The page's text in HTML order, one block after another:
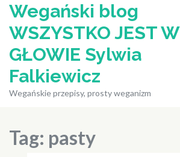
Wegański blog
WSZYSTKO JEST W
GŁOWIE Sylwia
Falkiewicz
Wegańskie przepisy, prosty weganizm
Tag: pasty